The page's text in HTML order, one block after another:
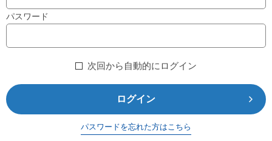
パスワード
次回から自動的にログイン
ログイン
パスワードを忘れた方はこちら